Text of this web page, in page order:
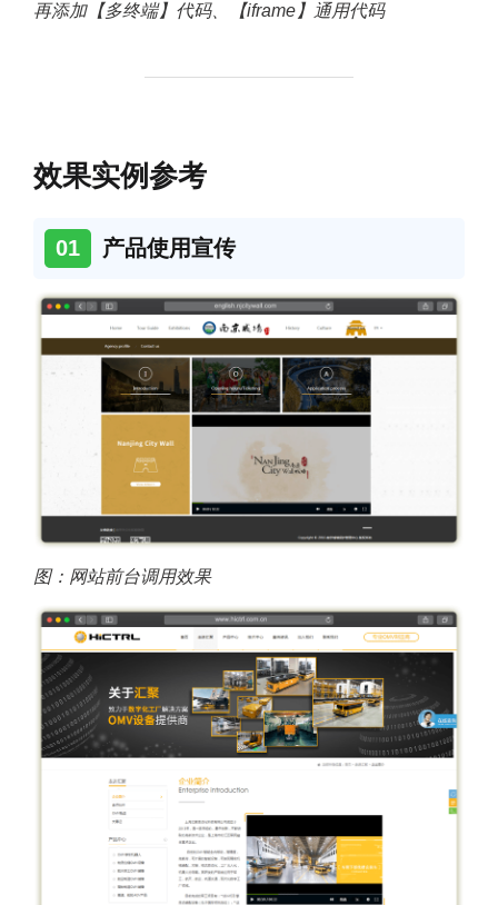
再添加【多终端】代码、【iframe】通用代码
效果实例参考
01 产品使用宣传
图：网站前台调用效果